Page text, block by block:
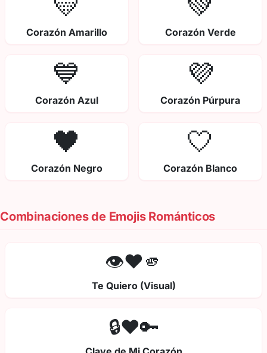
Corazón Amarillo Corazón Verde
💙
Corazón Azul
💜
Corazón Púrpura
🖤
Corazón Negro
🤍
Corazón Blanco
Combinaciones de Emojis Románticos
👁️❤️🫵
Te Quiero (Visual)
🔒❤️🔑